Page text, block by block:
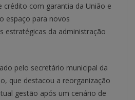
crédito com garantia da União e
espaço para novos
estratégicas da administração
pelo secretário municipal da
que destacou a reorganização
gestão após um cenário de